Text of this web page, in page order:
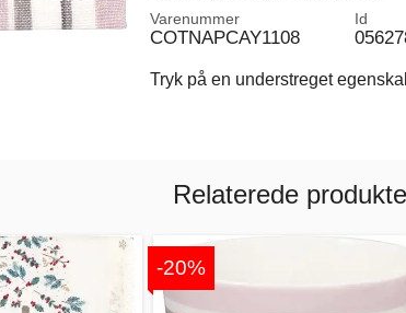
Varenummer
COTNAPCAY1108
Id
Tryk på en understreget
Relaterede
-20%